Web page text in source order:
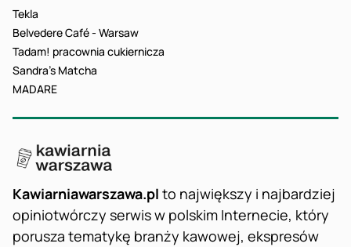
Tekla
Belvedere Café - Warsaw
Tadam! pracownia cukiernicza
Sandra’s Matcha
MADARE
Kawiarniawarszawa.pl to największy i najbardziej
opiniotwórczy serwis w polskim Internecie, który
porusza tematykę branży kawowej, ekspresów